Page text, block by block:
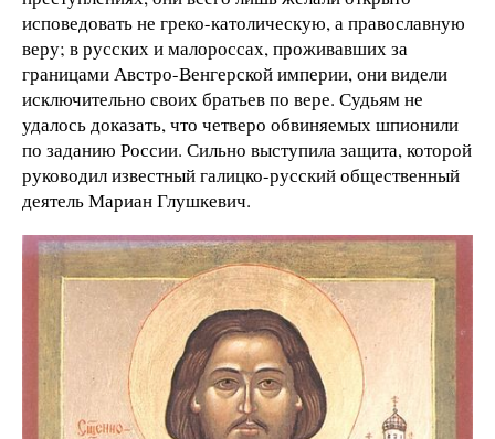
исповедовать не греко-католическую, а православную
веру; в русских и малороссах, проживавших за
границами Австро-Венгерской империи, они видели
исключительно своих братьев по вере. Судьям не
удалось доказать, что четверо обвиняемых шпионили
по заданию России. Сильно выступила защита, которой
руководил известный галицко-русский общественный
деятель Мариан Глушкевич.